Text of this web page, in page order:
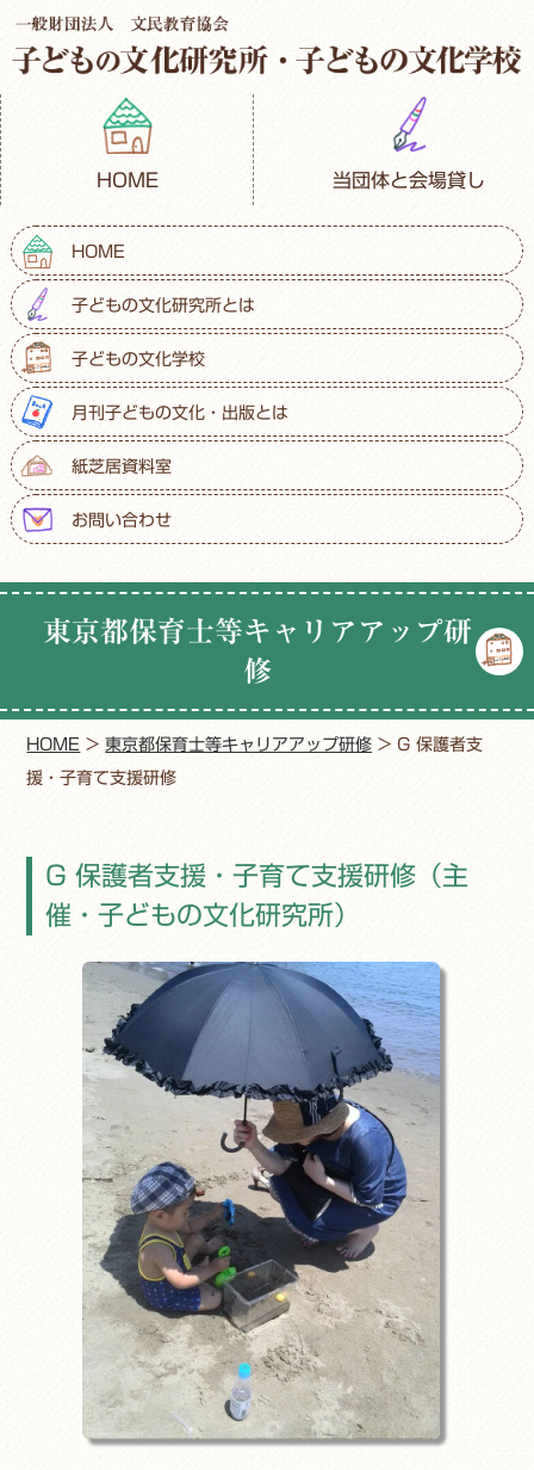
HOME 当団体と会場貸し
HOME
子どもの文化研究所とは
子どもの文化学校
月刊子どもの文化・出版とは
紙芝居資料室
お問い合わせ
東京都保育士等キャリアアップ研
修
HOME >東京都保育士等キャリアアップ研修 >G 保護者支
援・子育て支援研修
G 保護者支援・子育て支援研修 （主
催・子どもの文化研究所）